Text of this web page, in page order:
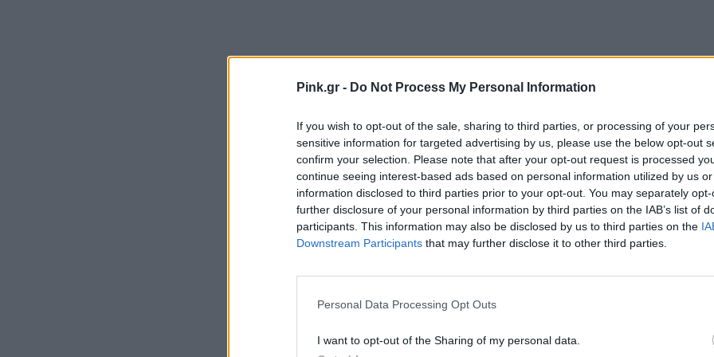
Pink.gr - Do Not Process My Personal Information
If you wish to opt-out of the sale, sharing to third parties, or processing of your
sensitive information for targeted advertising by us, please use the below opt-out
confirm your selection. Please note that after your opt-out request is processed
continue seeing interest-based ads based on personal information utilized by us
information disclosed to third parties prior to your opt-out. You may separately
further disclosure of your personal information by third parties on the IAB’s list of
participants. This information may also be disclosed by us to third parties on the
Downstream Participants that may further disclose it to other third parties.
Personal Data Processing Opt Outs
I want to opt-out of the Sharing of my personal data.
Είναι ανθρώπινο και πολύ υγειές και που να ξεφεύγεις από
διατροφικό σου πρόγραμμα και τρως μεγάλες ποσότητες
αλλά και ταυτόχρονα αρκετά παχυντικών τροφών.
Πιθανότατα, η συνέχεια αυτής της πράξης είναι η αυτοτιμωρία
ώρες στο γυμναστήριο και ελάχιστη τροφή. Ήρθε όμως η στιγμή να
αλλάξεις αυτήν την πρακτική, μιας και τίποτα από τα
πρόκειται να σε βοηθήσει να χάσεις τις θερμίδες που έχεις βάλει.
Τα πράγματα είναι πολύ πιο απλά όμως από όσο μπορεί να